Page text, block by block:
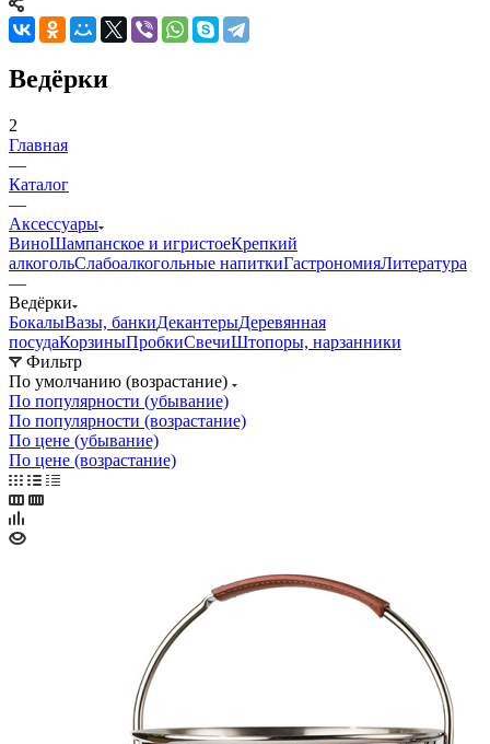
Ведёрки
2
Главная
—
Каталог
—
Аксессуары
ВиноШампанское и игристоеКрепкий
алкогольСлабоалкогольные напиткиГастрономияЛитература
—
Ведёрки
БокалыВазы, банкиДекантерыДеревянная
посудаКорзиныПробкиСвечиШтопоры, нарзанники
Фильтр
По умолчанию (возрастание)
По популярности (убывание)
По популярности (возрастание)
По цене (убывание)
По цене (возрастание)